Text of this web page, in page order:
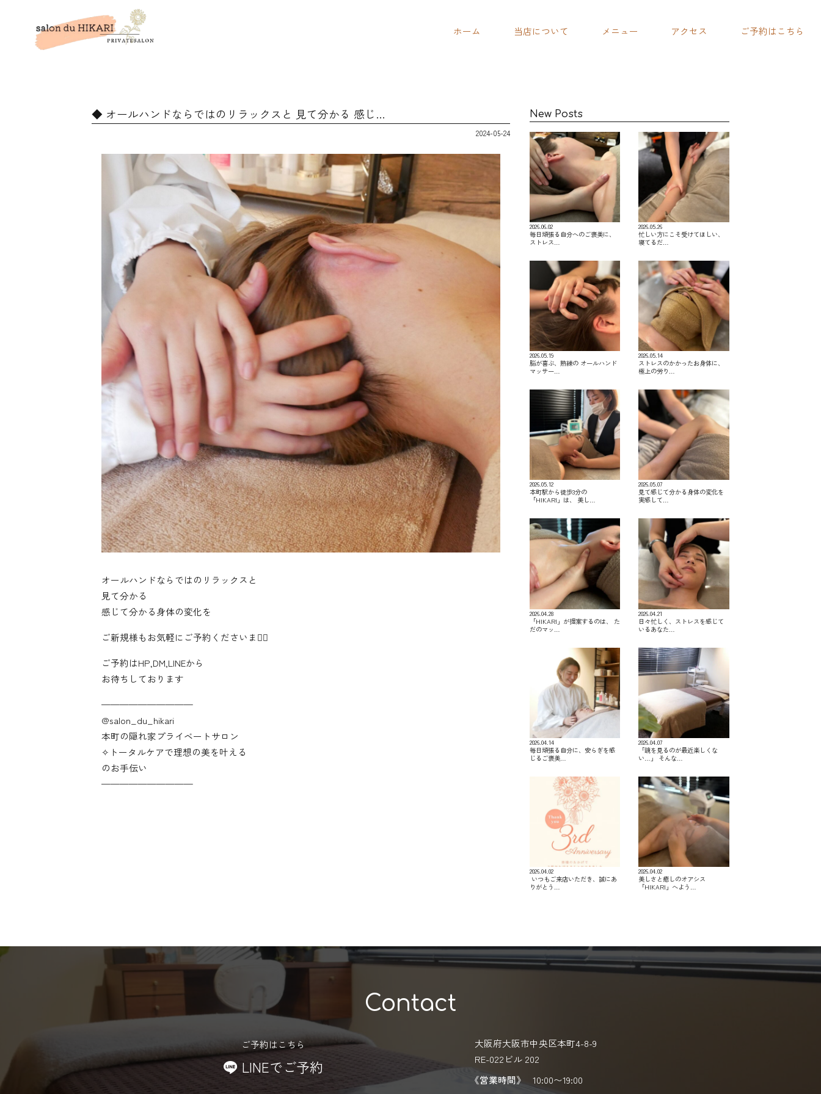
ホーム 当店について メニュー アクセス ご予約はこちら
オールハンドならではのリラックスと 見て分かる 感じ…
2024-05-24
オールハンドならではのリラックスと
見て分かる
感じて分かる身体の変化を
ご新規様もお気軽にご予約くださいませ🏼
ご予約はHP,DM,LINEから
お待ちしております
——————————
@salon_du_hikari
本町の隠れ家プライベートサロン
✧︎トータルケアで理想の美を叶える
のお手伝い
——————————
New Posts
2026.06.02
毎日頑張る自分へのご褒美に、
ストレス…
2026.05.26
忙しい方にこそ受けてほしい、
寝てるだ…
2026.05.19
脳が喜ぶ、熟練の オールハンド
マッサー…
2026.05.14
ストレスのかかったお身体に、
極上の労り…
2026.05.12
本町駅から徒歩3分の
「HIKARI」は、 美し…
2026.05.07
見て感じて分かる身体の変化を
実感して…
2026.04.28
「HIKARI」が提案するのは、 た
だのマッ…
2026.04.21
日々忙しく、ストレスを感じて
いるあなた…
2026.04.14
毎日頑張る自分に、安らぎを感
じるご褒美…
2026.04.07
「鏡を見るのが最近楽しくな
い…」 そんな…
2026.04.02
⁡ いつもご来店いただき、誠にあ
りがとう…
2026.04.02
美しさと癒しのオアシス
「HIKARI」へよう…
Contact
ご予約はこちら
LINEでご予約
大阪府大阪市中央区本町4-8-9
RE-022ビル 202
《営業時間》
10:00〜19:00